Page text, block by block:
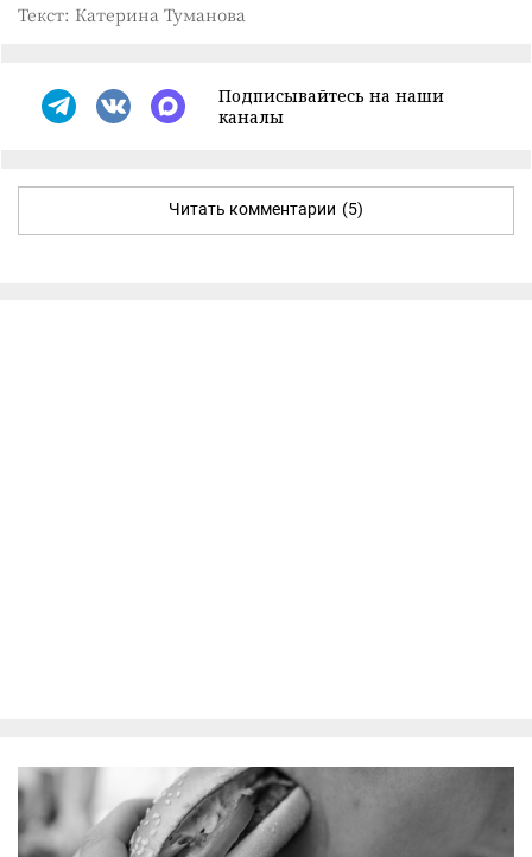
Текст: Катерина Туманова
Подписывайтесь на наши
каналы
Читать комментарии (5)